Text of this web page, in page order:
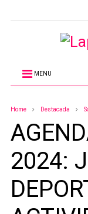
MENU
Home Destacada
2024: